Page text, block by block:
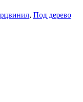
, Под дерево